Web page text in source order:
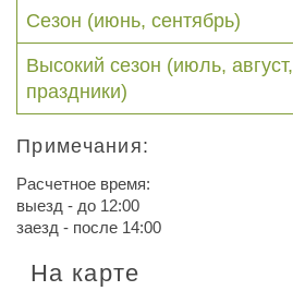
Сезон (июнь, сентябрь)
Высокий сезон (июль, август,
праздники)
Примечания:
Расчетное время:
выезд - до 12:00
заезд - после 14:00
На карте